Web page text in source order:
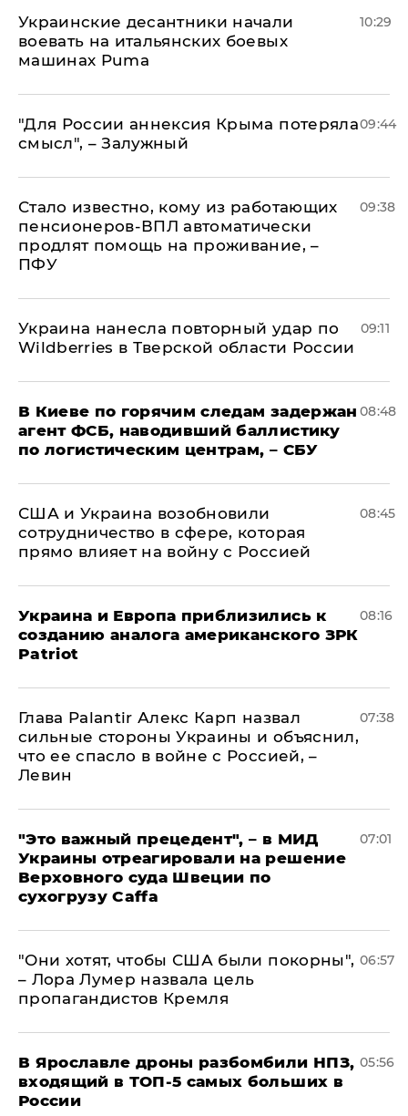
Украинские десантники начали
воевать на итальянских боевых
машинах Puma
10:29
"Для России аннексия Крыма потеряла
смысл", – Залужный
09:44
Стало известно, кому из работающих
пенсионеров-ВПЛ автоматически
продлят помощь на проживание, –
ПФУ
09:38
Украина нанесла повторный удар по
Wildberries в Тверской области России
09:11
В Киеве по горячим следам задержан
агент ФСБ, наводивший баллистику
по логистическим центрам, – СБУ
08:48
США и Украина возобновили
сотрудничество в сфере, которая
прямо влияет на войну с Россией
08:45
Украина и Европа приблизились к
созданию аналога американского ЗРК
Patriot
08:16
Глава Palantir Алекс Карп назвал
сильные стороны Украины и объяснил,
что ее спасло в войне с Россией, –
Левин
07:38
"Это важный прецедент", – в МИД
Украины отреагировали на решение
Верховного суда Швеции по
сухогрузу Caffa
07:01
"Они хотят, чтобы США были покорны",
– Лора Лумер назвала цель
пропагандистов Кремля
06:57
В Ярославле дроны разбомбили НПЗ,
входящий в ТОП-5 самых больших в
России
05:56